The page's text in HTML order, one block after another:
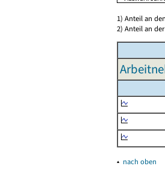
1) Anteil an
2) Anteil an
▴ nach oben